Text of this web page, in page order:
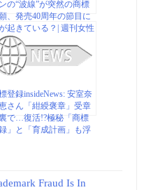
の“波線”が突然の商標
、発売40周年の節目に
起きている？| 週刊女性
登録insideNews: 安室奈
さん「紺綬褒章」受章
で…復活!?極秘「商標
」と「育成計画」も浮
Fraud Is In